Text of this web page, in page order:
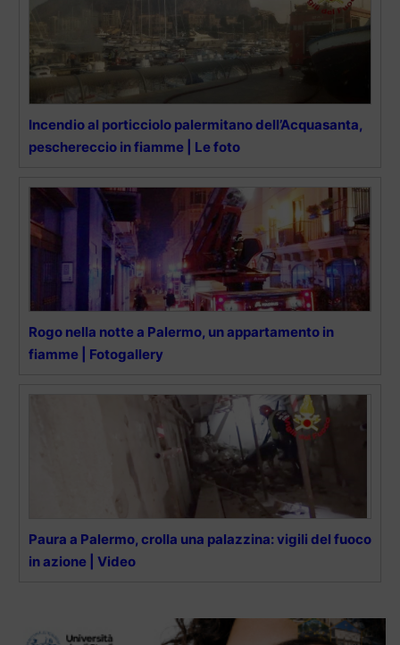
Incendio al porticciolo palermitano dell’Acquasanta,
peschereccio in fiamme | Le foto
Rogo nella notte a Palermo, un appartamento in
fiamme | Fotogallery
Paura a Palermo, crolla una palazzina: vigili del fuoco
in azione | Video